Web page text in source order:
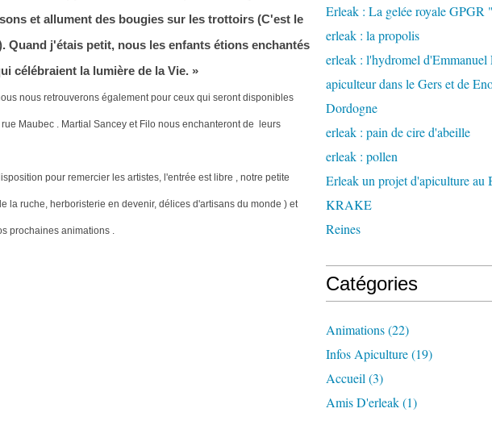
et allument des bougies sur les trottoirs (C'est le
Quand j'étais petit, nous les enfants étions enchantés
célébraient la lumière de la Vie. »
nous retrouverons également pour ceux qui seront disponibles
Maubec . Martial Sancey et Filo nous enchanteront de leurs
pour remercier les artistes, l'entrée est libre , notre petite
la ruche, herboristerie en devenir, délices d'artisans du monde ) et
prochaines animations .
Erleak : La gelée royale
erleak : la propolis
erleak : l'hydromel d'Emmanuel
apiculteur dans le Gers et de
Dordogne
erleak : pain de cire d'abeille
erleak : pollen
Erleak un projet d'apiculture au
KRAKE
Reines
Catégories
Animations(22)
Infos Apiculture(19)
Accueil (3)
Amis D'erleak(1)